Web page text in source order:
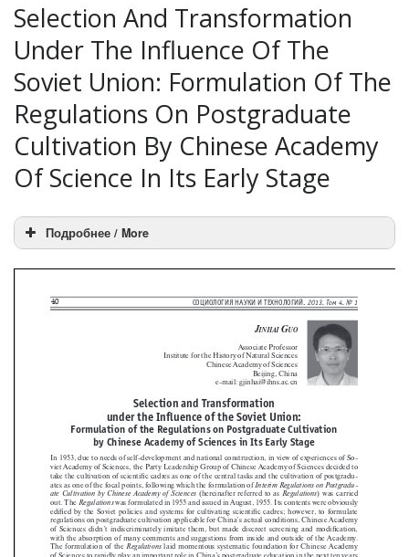
Selection And Transformation
Under The Influence Of The
Soviet Union: Formulation Of The
Regulations On Postgraduate
Cultivation By Chinese Academy
Of Science In Its Early Stage
Подробнее / More